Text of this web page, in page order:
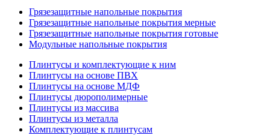
Грязезащитные напольные покрытия
Грязезащитные напольные покрытия мерные
Грязезащитные напольные покрытия готовые
Модульные напольные покрытия
Плинтусы и комплектующие к ним
Плинтусы на основе ПВХ
Плинтусы на основе МДФ
Плинтусы дюрополимерные
Плинтусы из массива
Плинтусы из металла
Комплектующие к плинтусам